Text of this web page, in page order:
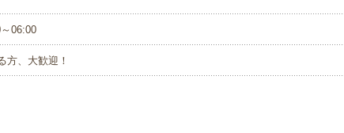
06:00
方、大歓迎！